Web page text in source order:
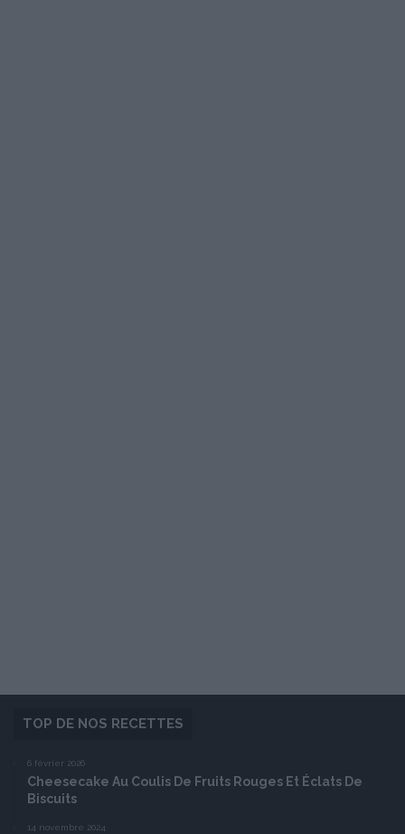
TOP DE NOS RECETTES
6 février 2026
Cheesecake Au Coulis De Fruits Rouges Et Éclats De
Biscuits
14 novembre 2024